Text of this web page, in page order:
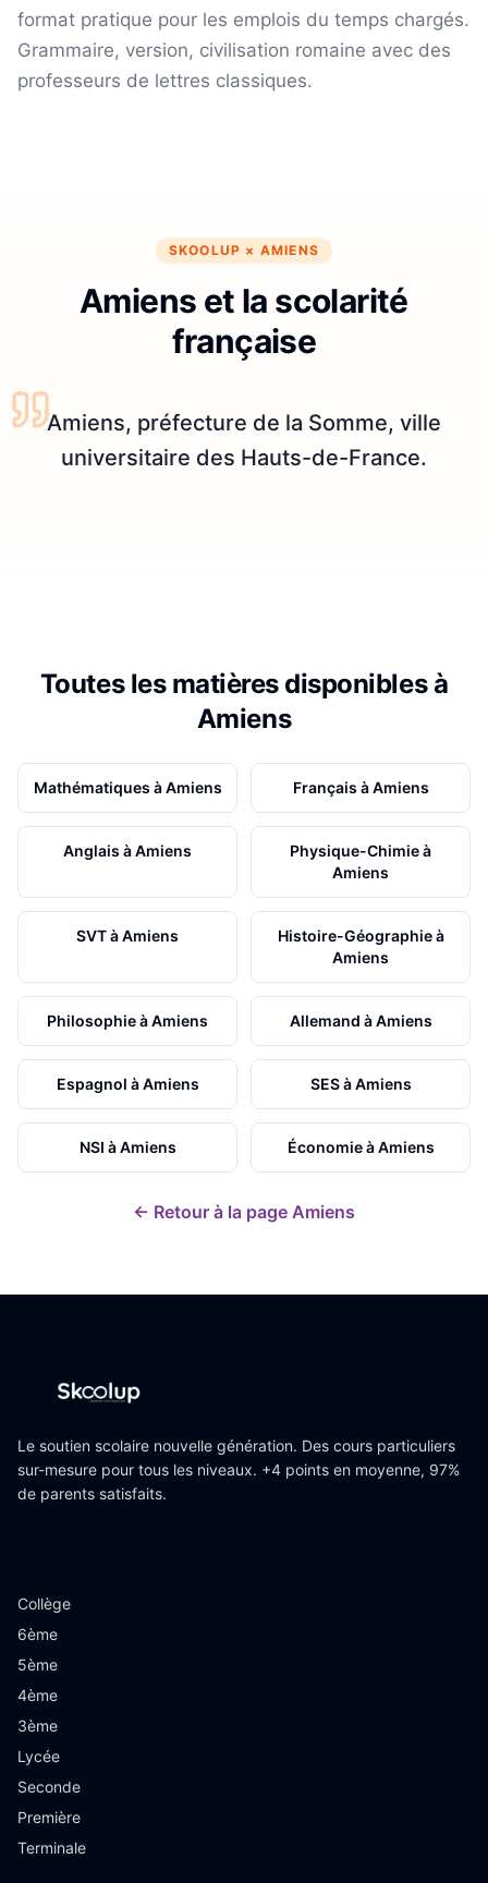
format pratique pour les emplois du temps chargés.
Grammaire, version, civilisation romaine avec des
professeurs de lettres classiques.
SKOOLUP × AMIENS
Amiens et la scolarité
française
Amiens, préfecture de la Somme, ville
universitaire des Hauts-de-France.
Toutes les matières disponibles à
Amiens
Mathématiques àAmiens Français àAmiens
Anglais àAmiens Physique-Chimieà
Amiens
SVTàAmiens Histoire-Géographieà
Amiens
PhilosophieàAmiens Allemand àAmiens
Espagnol àAmiens SESàAmiens
NSI àAmiens ÉconomieàAmiens
← Retour à la page Amiens
Le soutien scolaire nouvelle génération. Des cours particuliers
sur-mesure pour tous les niveaux. +4 points en moyenne, 97%
de parents satisfaits.
Collège
6ème
5ème
4ème
3ème
Lycée
Seconde
Première
Terminale